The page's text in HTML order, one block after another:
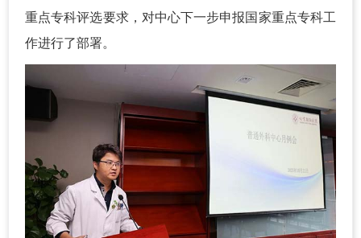
重点专科评选要求，对中心下一步申报国家重点专科工
作进行了部署。